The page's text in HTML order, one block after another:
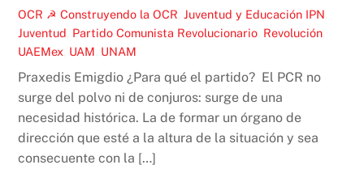
OCR ☭ Construyendo la OCR ,Juventud y Educación IPN
Juventud Partido Comunista Revolucionario Revolución
UAEMex UAM UNAM
Praxedis Emigdio ¿Para qué el partido? El PCR no
surge del polvo ni de conjuros: surge de una
necesidad histórica. La de formar un órgano de
dirección que esté a la altura de la situación y sea
consecuente con la […]